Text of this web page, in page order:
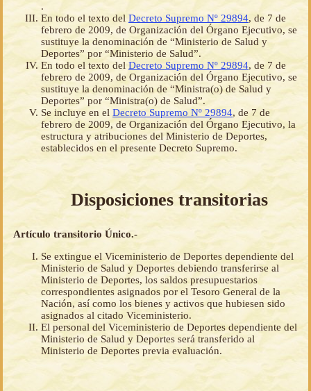
.
En todo el texto delDecreto Supremo Nº 29894, de 7 de
febrero de 2009, de Organización del Órgano Ejecutivo, se
sustituye la denominación de “Ministerio de Salud y
Deportes” por “Ministerio de Salud”.
En todo el texto del Decreto Supremo Nº 29894, de 7 de
febrero de 2009, de Organización del Órgano Ejecutivo, se
sustituye la denominación de “Ministra(o) de Salud y
Deportes” por “Ministra(o) de Salud”.
Se incluye en el Decreto Supremo Nº 29894, de 7 de
febrero de 2009, de Organización del Órgano Ejecutivo, la
estructura y atribuciones del Ministerio de Deportes,
establecidos en el presente Decreto Supremo.
Disposiciones transitorias
Artículo transitorio Único.-
Se extingue el Viceministerio de Deportes dependiente del
Ministerio de Salud y Deportes debiendo transferirse al
Ministerio de Deportes, los saldos presupuestarios
correspondientes asignados por el Tesoro General de la
Nación, así como los bienes y activos que hubiesen sido
asignados al citado Viceministerio.
El personal del Viceministerio de Deportes dependiente del
Ministerio de Salud y Deportes será transferido al
Ministerio de Deportes previa evaluación.